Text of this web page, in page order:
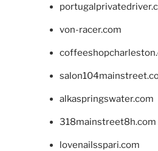
von-racer.com
alkaspringswater.com
318mainstreet8h.com
lovenailsspari.com